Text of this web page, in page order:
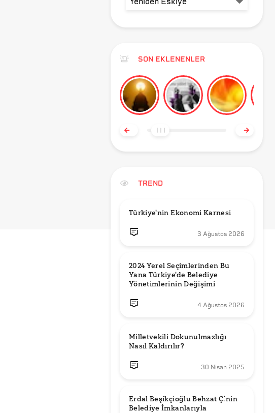
SON EKLENENLER
TREND
Türkiye'nin Ekonomi Karnesi
3 Ağustos 2026
2024 Yerel Seçimlerinden Bu
Yana Türkiye'de Belediye
Yönetimlerinin Değişimi
4 Ağustos 2026
Milletvekili Dokunulmazlığı
Nasıl Kaldırılır?
30 Nisan 2025
Erdal Beşikçioğlu Behzat Ç.’nin
Belediye İmkanlarıyla